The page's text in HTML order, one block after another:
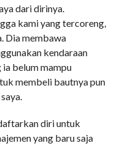
dari dirinya.
kami yang tercoreng,
Dia membawa
kendaraan
ia belum mampu
membeli bautnya pun
diri untuk
yang baru saja